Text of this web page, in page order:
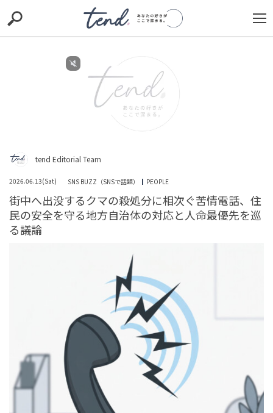
お出かけ original
RECOMMEND
「邪魔！わかんないなら奥さんに任せなさいよ」ドラッ
グストアで罵声を浴びせてきた客→返す言葉が見つから
TREND（トレンド深堀）
tend Editorial Team
「今度の週末、ご飯でも行かない？」別れた彼からの久
しぶりの誘い。だが、復縁を期待していた私を裏切った
TREND（トレンド深堀）
STORY
tend Editorial Team
tend Editorial Team
2026.06.13(Sat) SNS BUZZ（SNSで話題） PEOPLE
街中へ出没するクマの殺処分に相次ぐ苦情電話、住
民の安全を守る地方自治体の対応と人命最優先を巡
る議論